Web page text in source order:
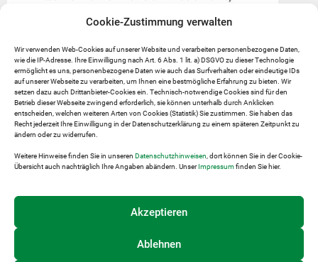
Cookie-Zustimmung verwalten
Wir verwenden Web-Cookies auf unserer Website und verarbeiten personenbezogene Daten,
wie die IP-Adresse. Ihre Einwilligung nach Art. 6 Abs. 1 lit. a) DSGVO zu dieser Technologie
ermöglicht es uns, personenbezogene Daten wie auch das Surfverhalten oder eindeutige IDs
auf unserer Webseite zu verarbeiten, um Ihnen eine bestmögliche Erfahrung zu bieten. Wir
setzen dazu auch Drittanbieter-Cookies ein. Technisch-notwendige Cookies sind für den
Betrieb dieser Webseite zwingend erforderlich, sie können unterhalb durch Anklicken
entscheiden, welchen weiteren Arten von Cookies (Statistik) Sie zustimmen. Sie haben das
Recht jederzeit Ihre Einwilligung in der Datenschutzerklärung zu einem späteren Zeitpunkt zu
ändern oder zu widerrufen.
Weitere Hinweise finden Sie in unseren Datenschutzhinweisen , dort können Sie in der Cookie-
Übersicht auch nachträglich Ihre Angaben abändern. UnserImpressumfinden Sie hier.
Akzeptieren
Ablehnen